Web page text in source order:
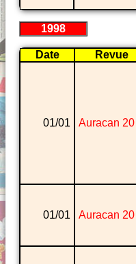
1998
Date Revue
01/01 Auracan 20
01/01 Auracan 20